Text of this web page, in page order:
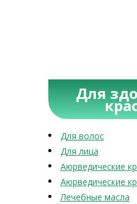
Для
Для волос
Для лица
Аюрведические
Аюрведические
Лечебные масла